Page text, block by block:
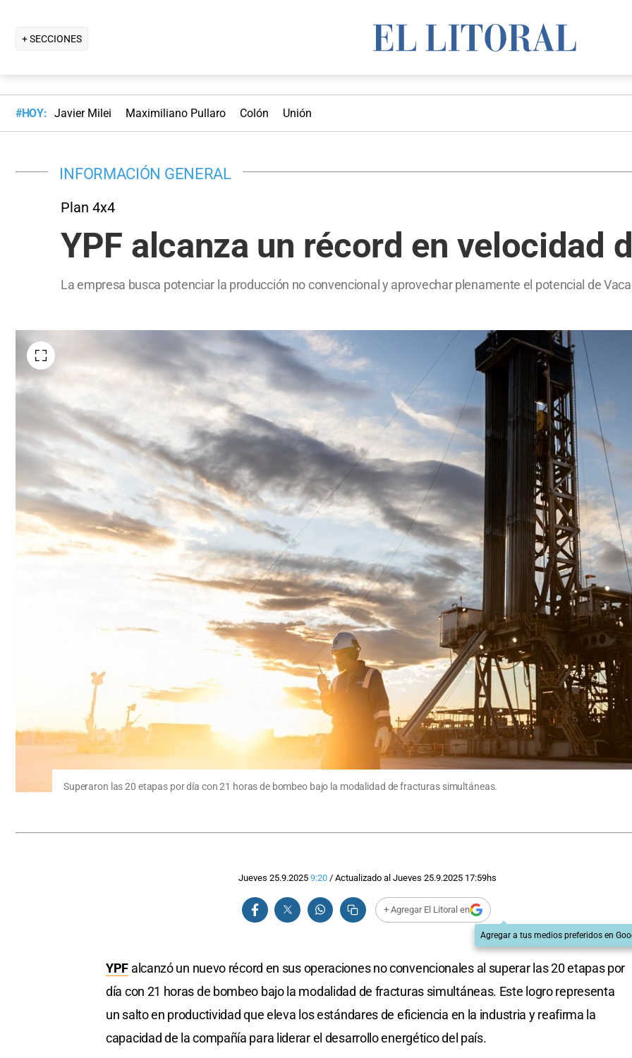
+ SECCIONES
#HOY: Javier Milei Maximiliano Pullaro Colón Unión
INFORMACIÓN GENERAL
Plan 4x4
YPF alcanza un récord en velocidad
La empresa busca potenciar la producción no convencional y aprovechar plenamente el potencial de
Superaron las 20 etapas por día con 21 horas de bombeo bajo la modalidad de fracturas simultáneas.
Jueves 25.9.2025 9:20 / Actualizado al Jueves 25.9.2025 17:59hs
+ Agregar El Litoral en
Agregar a tus medios preferidos en
YPF alcanzó un nuevo récord en sus operaciones no convencionales al superar las 20 etapas por
día con 21 horas de bombeo bajo la modalidad de fracturas simultáneas. Este logro representa
un salto en productividad que eleva los estándares de eficiencia en la industria y reafirma la
capacidad de la compañía para liderar el desarrollo energético del país.